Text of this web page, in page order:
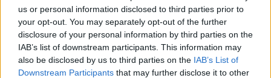
us or personal information disclosed to third parties prior to
your opt-out. You may separately opt-out of the further
disclosure of your personal information by third parties on the
IAB’s list of downstream participants. This information may
also be disclosed by us to third parties on the IAB’s List of
Downstream Participants that may further disclose it to other
οποίες το ρεύμα κοστίζει λιγότερο και να
αποφεύγουν την κατανάλωση ρεύματος τις ώρες
κατά τις οποίες το ρεύμα κοστίζει περισσότερο.
Πώς λειτουργεί το δυναμικό τιμολόγιο στην πράξη;